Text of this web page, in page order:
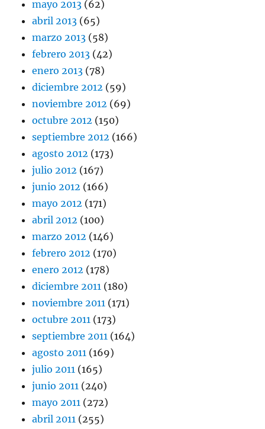
mayo 2013 (62)
abril 2013 (65)
marzo 2013 (58)
febrero 2013 (42)
enero 2013 (78)
diciembre 2012 (59)
noviembre 2012 (69)
octubre 2012 (150)
septiembre 2012 (166)
agosto 2012 (173)
julio 2012 (167)
junio 2012 (166)
mayo 2012 (171)
abril 2012 (100)
marzo 2012 (146)
febrero 2012 (170)
enero 2012 (178)
diciembre 2011 (180)
noviembre 2011 (171)
octubre 2011 (173)
septiembre 2011 (164)
agosto 2011 (169)
julio 2011 (165)
junio 2011 (240)
mayo 2011 (272)
abril 2011 (255)